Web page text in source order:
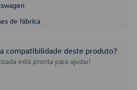
de fábrica
compatibilidade deste produto?
está pronta para ajudar!